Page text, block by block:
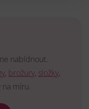
nabídnout.
, brožury, složky,
na míru.